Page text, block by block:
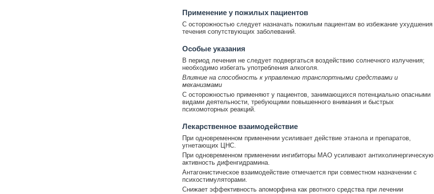
Применение у пожилых пациентов
С осторожностью следует назначать пожилым пациентам во избежание ухудшения
течения сопутствующих заболеваний.
Особые указания
В период лечения не следует подвергаться воздействию солнечного излучения;
необходимо избегать употребления алкоголя.
Влияние на способность к управлению транспортными средствами и
механизмами
С осторожностью применяют у пациентов, занимающихся потенциально опасными
видами деятельности, требующими повышенного внимания и быстрых
психомоторных реакций.
Лекарственное взаимодействие
При одновременном применении усиливает действие этанола и препаратов,
угнетающих ЦНС.
При одновременном применении ингибиторы МАО усиливают антихолинергическую
активность дифенгидрамина.
Антагонистическое взаимодействие отмечается при совместном назначении с
психостимуляторами.
Снижает эффективность апоморфина как рвотного средства при лечении